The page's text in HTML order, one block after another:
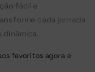
fácil e
cada jornada
favoritos agora e